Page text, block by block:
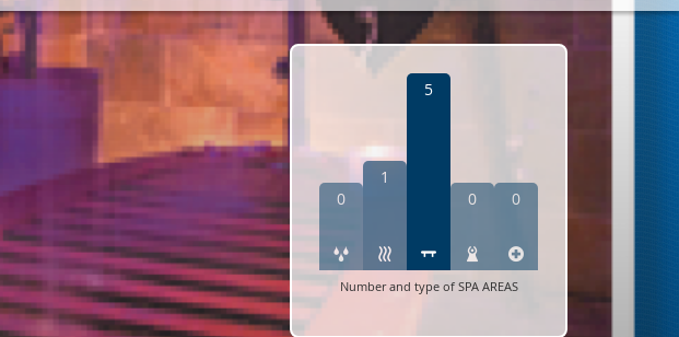
0
1
5
0 0
Number and type of SPA AREAS